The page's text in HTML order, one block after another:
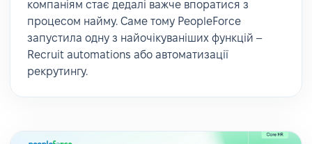
компаніям стає дедалі важче впоратися з
процесом найму. Саме тому PeopleForce
запустила одну з найочікуваніших функцій –
Recruit automations або автоматизації
рекрутингу.